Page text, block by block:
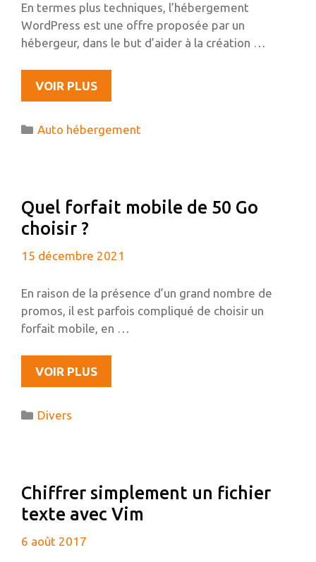
En termes plus techniques, l’hébergement
WordPress est une offre proposée par un
hébergeur, dans le but d’aider à la création …
VOIR PLUSQUEL
HÉBERGEMENT
UN
Catégories
Auto hébergement
Quel forfait mobile de 50 Go
choisir ?
15 décembre 2021
En raison de la présence d’un grand nombre de
promos, il est parfois compliqué de choisir un
forfait mobile, en …
VOIR PLUSQUEL
FORFAIT
?
Catégories
Divers
Chiffrer simplement un fichier
texte avec Vim
6 août 2017